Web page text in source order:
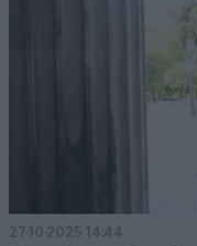
27·10·2025 14:44